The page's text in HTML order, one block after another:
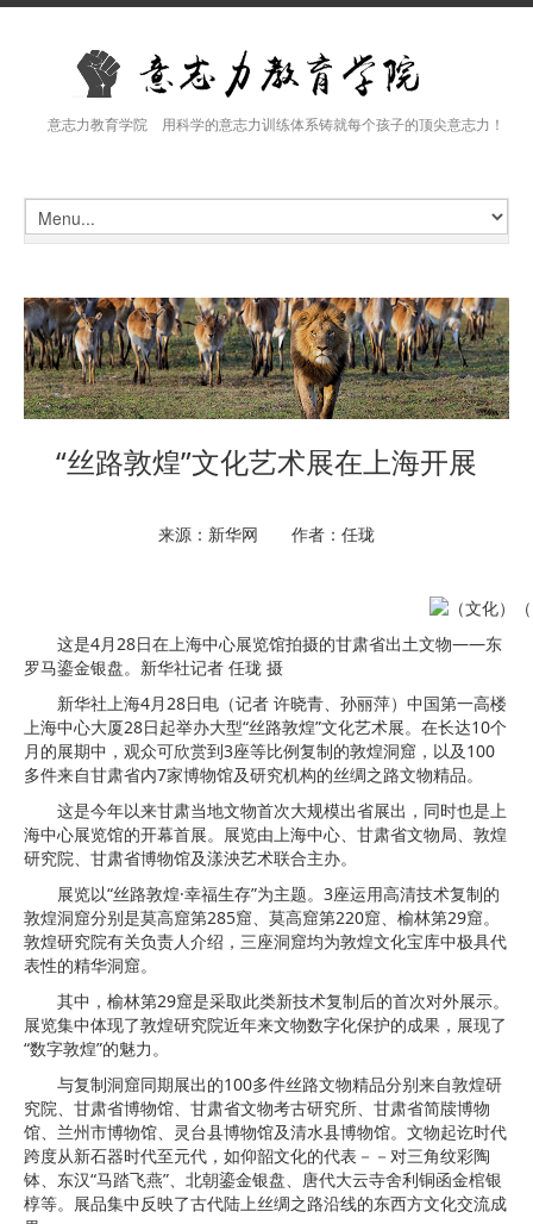
意志力教育学院 用科学的意志力训练体系铸就每个孩子的顶尖意志力！
“丝路敦煌”文化艺术展在上海开展
来源：新华网 作者：任珑
这是4月28日在上海中心展览馆拍摄的甘肃省出土文物——东
罗马鎏金银盘。新华社记者 任珑 摄
新华社上海4月28日电（记者 许晓青、孙丽萍）中国第一高楼
上海中心大厦28日起举办大型“丝路敦煌”文化艺术展。在长达10个
月的展期中，观众可欣赏到3座等比例复制的敦煌洞窟，以及100
多件来自甘肃省内7家博物馆及研究机构的丝绸之路文物精品。
这是今年以来甘肃当地文物首次大规模出省展出，同时也是上
海中心展览馆的开幕首展。展览由上海中心、甘肃省文物局、敦煌
研究院、甘肃省博物馆及漾泱艺术联合主办。
展览以“丝路敦煌·幸福生存”为主题。3座运用高清技术复制的
敦煌洞窟分别是莫高窟第285窟、莫高窟第220窟、榆林第29窟。
敦煌研究院有关负责人介绍，三座洞窟均为敦煌文化宝库中极具代
表性的精华洞窟。
其中，榆林第29窟是采取此类新技术复制后的首次对外展示。
展览集中体现了敦煌研究院近年来文物数字化保护的成果，展现了
“数字敦煌”的魅力。
与复制洞窟同期展出的100多件丝路文物精品分别来自敦煌研
究院、甘肃省博物馆、甘肃省文物考古研究所、甘肃省简牍博物
馆、兰州市博物馆、灵台县博物馆及清水县博物馆。文物起讫时代
跨度从新石器时代至元代，如仰韶文化的代表－－对三角纹彩陶
钵、东汉“马踏飞燕”、北朝鎏金银盘、唐代大云寺舍利铜函金棺银
椁等。展品集中反映了古代陆上丝绸之路沿线的东西方文化交流成